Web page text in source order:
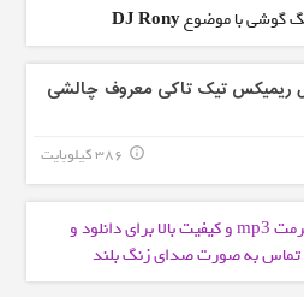
گوشی با موضوعDJ Rony
ریمیکس تیک تاکی معروف چالشی
386 کیلوبایت info_outline
mp3 و کیفیت بالا برای دانلود و
تماس به صورت صدای زنگ بلند